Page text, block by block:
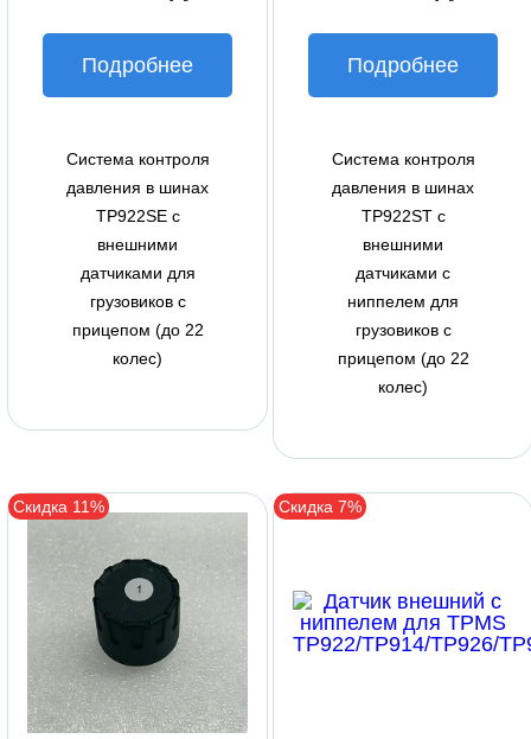
Подробнее
Система контроля
давления в шинах
TP922SE с
внешними
датчиками для
грузовиков c
прицепом (до 22
колес)
Подробнее
Система контроля
давления в шинах
TP922ST с
внешними
датчиками с
ниппелем для
грузовиков c
прицепом (до 22
колес)
Скидка 11% Скидка 7%